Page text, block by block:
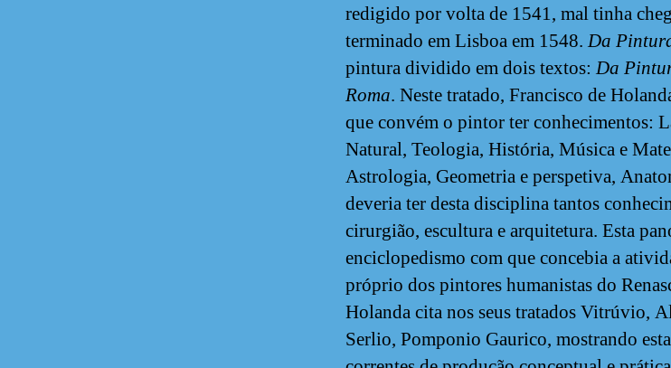
redigido por volta de 1541, mal tinha
terminado em Lisboa em 1548. Da
pintura dividido em dois textos: Da
Roma. Neste tratado, Francisco de
que convém o pintor ter conhecimentos:
Natural, Teologia, História, Música e
Astrologia, Geometria e perspetiva,
deveria ter desta disciplina tantos
cirurgião, escultura e arquitetura. Esta
enciclopedismo com que concebia a
próprio dos pintores humanistas do
Holanda cita nos seus tratados Vitrúvio,
Serlio, Pomponio Gaurico, mostrando